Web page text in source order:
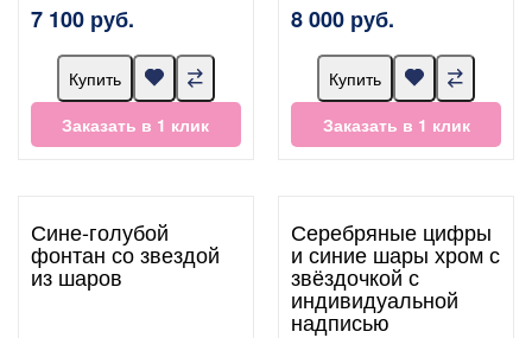
7 100 руб.
Купить
Заказать в 1 клик
8 000 руб.
Купить
Заказать в 1 клик
Сине-голубой
фонтан со звездой
из шаров
Серебряные цифры
и синие шары хром с
звёздочкой с
индивидуальной
надписью